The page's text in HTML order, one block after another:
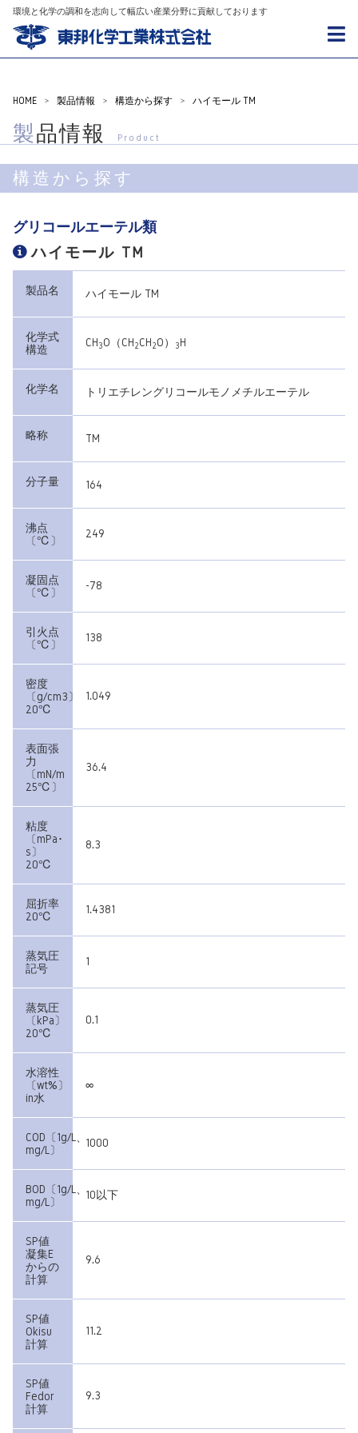
環境と化学の調和を志向して幅広い産業分野に貢献しております
HOME > 製品情報 > 構造から探す > ハイモール TM
製品情報 Product
構造から探す
グリコールエーテル類
ハイモール TM
製品名 ハイモール TM
化学式
構造
CH3O（CH2CH2O） 3H
化学名 トリエチレングリコールモノメチルエーテル
略称 TM
分子量 164
沸点
〔℃〕
249
凝固点
〔℃〕
-78
引火点
〔℃〕
138
密度
〔g/cm3〕
20℃
1.049
表面張
力
〔mN/m
25℃〕
36.4
粘度
〔mPa･
s〕
20℃
8.3
屈折率
20℃
1.4381
蒸気圧
記号
1
蒸気圧
〔kPa〕
20℃
0.1
水溶性
〔wt%〕
in水
∞
COD〔1g/L、
mg/L〕
1000
BOD〔1g/L、
mg/L〕
10以下
SP値
凝集E
からの
計算
9.6
SP値
Okisu
計算
11.2
SP値
Fedor
計算
9.3